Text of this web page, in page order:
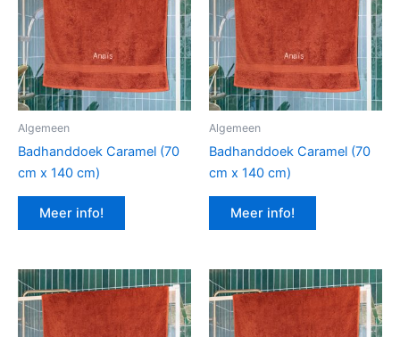
Algemeen
Badhanddoek Caramel (70
cm x 140 cm)
Meer info!
Algemeen
Badhanddoek Caramel (70
cm x 140 cm)
Meer info!